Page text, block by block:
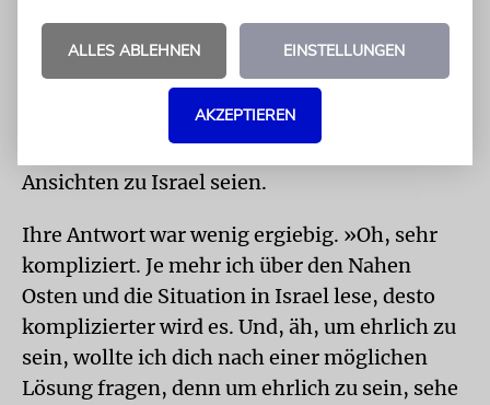
deutschen Geschichte.
Zum Nahostkonflikt konnte oder wollte
Weidel nicht viel sagen. Auch dann nicht, als
Musk ihr die Frage stellte, was denn ihre
Ansichten zu Israel seien.
Ihre Antwort war wenig ergiebig. »Oh, sehr
kompliziert. Je mehr ich über den Nahen
Osten und die Situation in Israel lese, desto
komplizierter wird es. Und, äh, um ehrlich zu
sein, wollte ich dich nach einer möglichen
Lösung fragen, denn um ehrlich zu sein, sehe
ALLES ABLEHNEN EINSTELLUNGEN
AKZEPTIEREN